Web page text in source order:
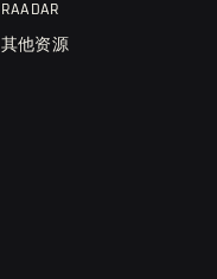
RAADAR
其他资源